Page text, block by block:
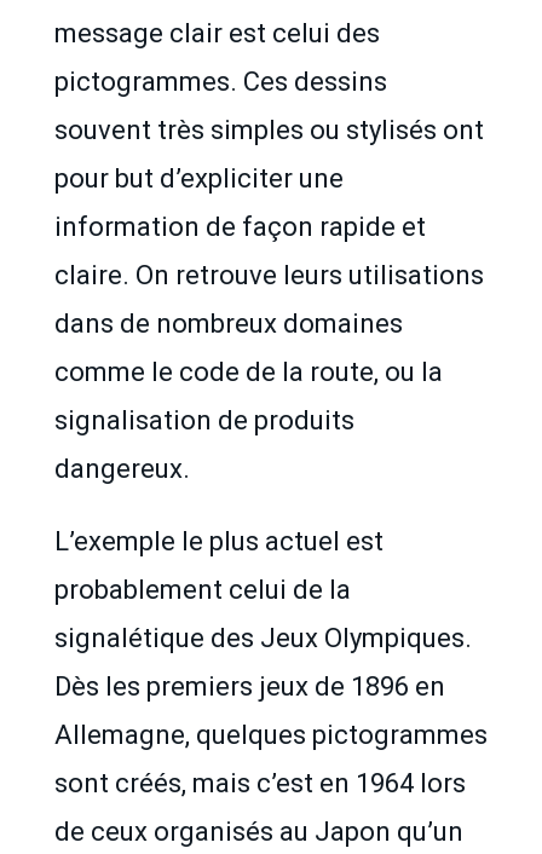
message clair est celui des
pictogrammes. Ces dessins
souvent très simples ou stylisés ont
pour but d’expliciter une
information de façon rapide et
claire. On retrouve leurs utilisations
dans de nombreux domaines
comme le code de la route, ou la
signalisation de produits
dangereux.
L’exemple le plus actuel est
probablement celui de la
signalétique des Jeux Olympiques.
Dès les premiers jeux de 1896 en
Allemagne, quelques pictogrammes
sont créés, mais c’est en 1964 lors
de ceux organisés au Japon qu’un